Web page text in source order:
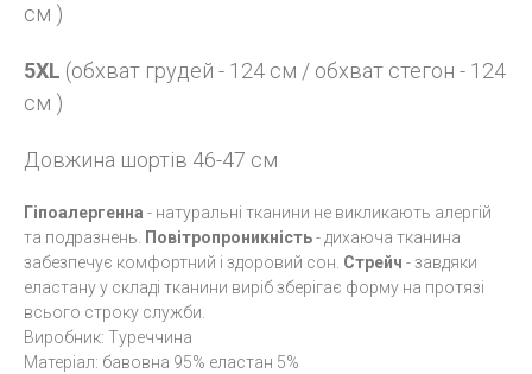
см )
5XL (обхват грудей - 124 см / обхват стегон - 124
см )
Довжина шортів 46-47 см
Гіпоалергенна - натуральні тканини не викликають алергій
та подразнень. Повітропроникність- дихаюча тканина
забезпечує комфортний і здоровий сон. Стрейч - завдяки
еластану у складі тканини виріб зберігає форму на протязі
всього строку служби.
Виробник: Туреччина
Матеріал: бавовна 95% еластан 5%